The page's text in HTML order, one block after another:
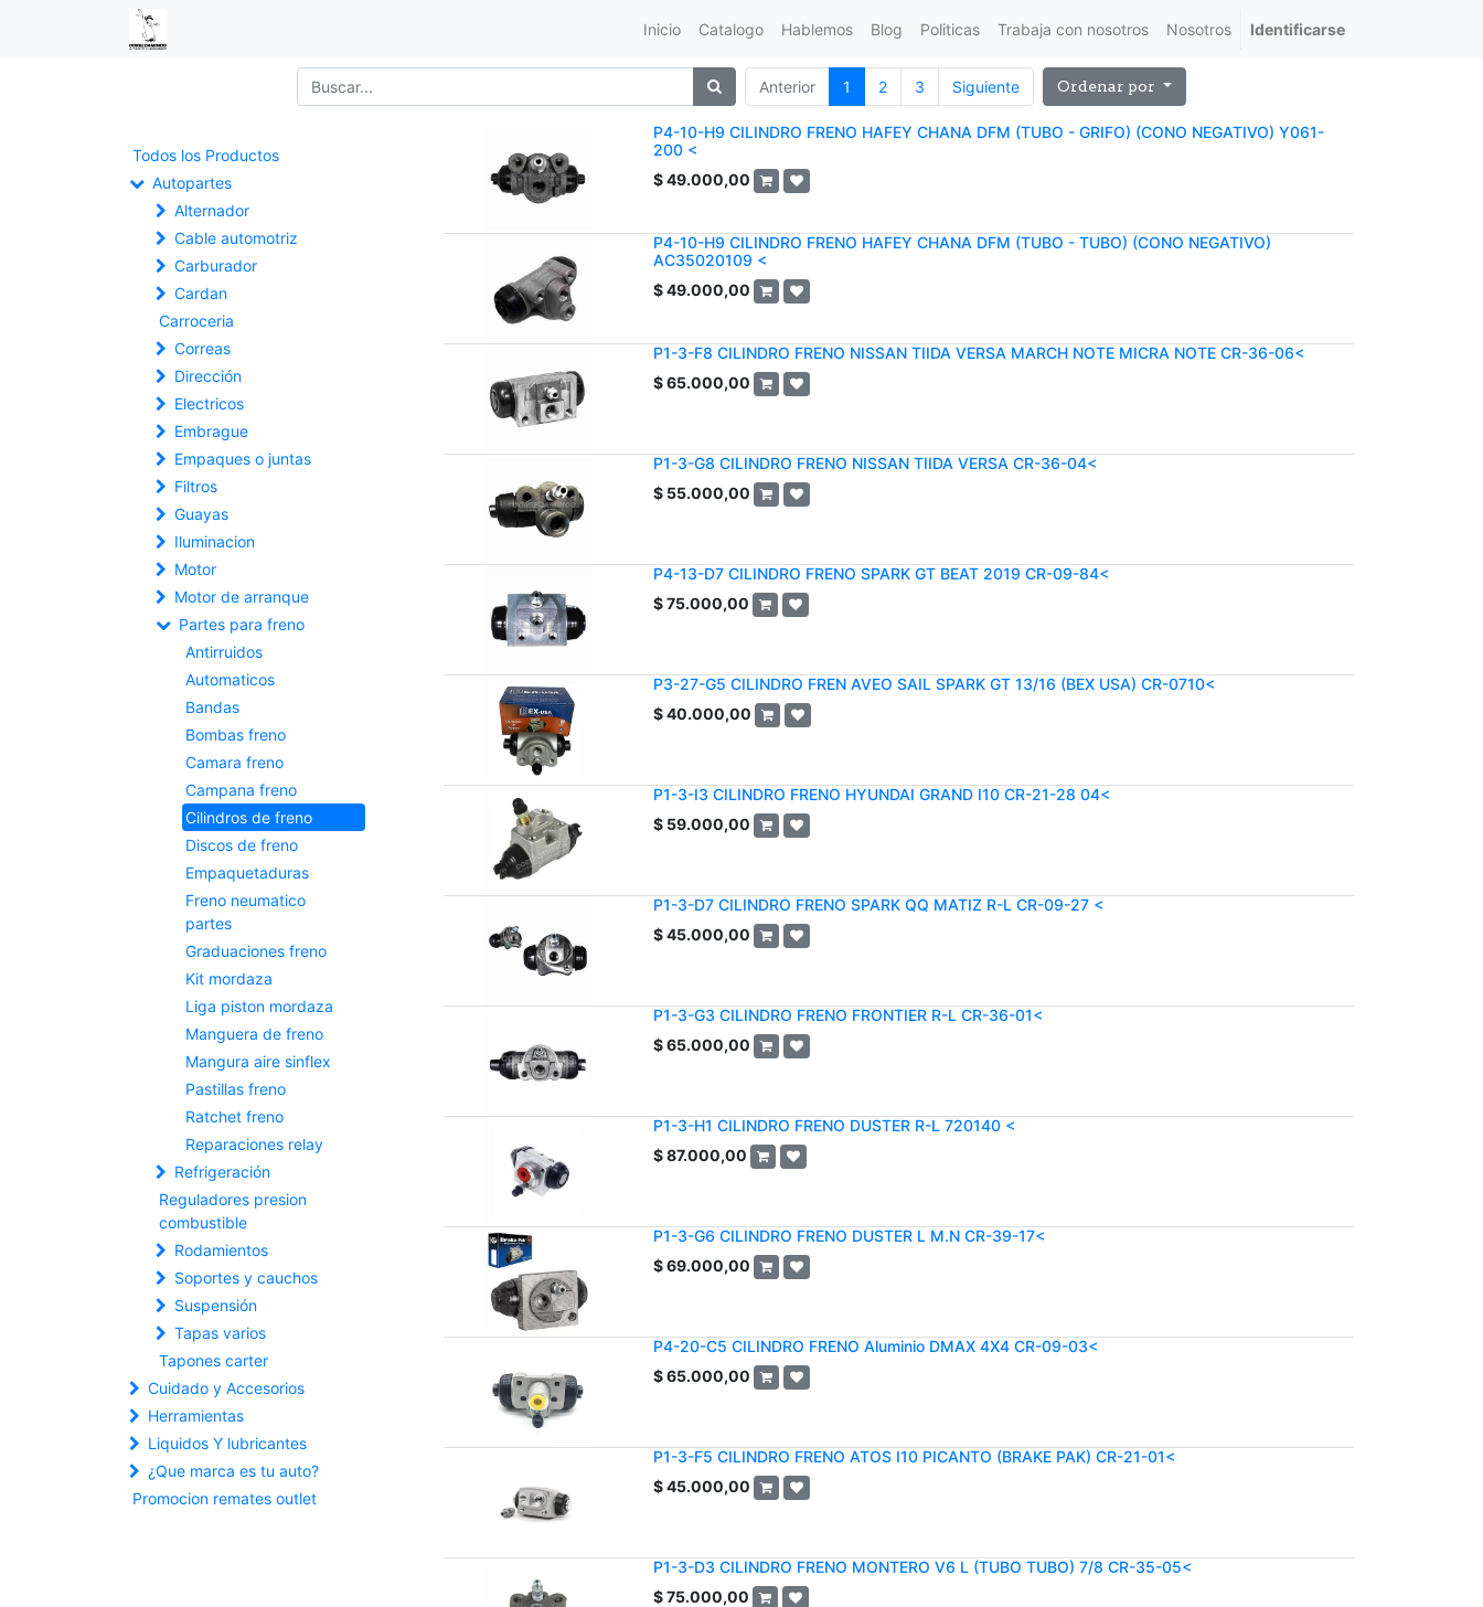
Inicio Catalogo Hablemos Blog Politicas Trabaja con nosotros Nosotros Identificarse
Anterior 1 2 3 Siguiente Ordenar por
Todos los Productos
Autopartes
Alternador
Cable automotriz
Carburador
Cardan
Carroceria
Correas
Dirección
Electricos
Embrague
Empaques o juntas
Filtros
Guayas
Iluminacion
Motor
Motor de arranque
Partes para freno
Antirruidos
Automaticos
Bandas
Bombas freno
Camara freno
Campana freno
Cilindros de freno
Discos de freno
Empaquetaduras
Freno neumatico
partes
Graduaciones freno
Kit mordaza
Liga piston mordaza
Manguera de freno
Mangura aire sinflex
Pastillas freno
Ratchet freno
Reparaciones relay
Refrigeración
Reguladores presion
combustible
Rodamientos
Soportes y cauchos
Suspensión
Tapas varios
Tapones carter
Cuidado y Accesorios
Herramientas
Liquidos Y lubricantes
¿Que marca es tu auto?
Promocion remates outlet
P4-10-H9 CILINDRO FRENO HAFEY CHANA DFM (TUBO - GRIFO) (CONO NEGATIVO) Y061-
200 <
$49.000,00
P4-10-H9 CILINDRO FRENO HAFEY CHANA DFM (TUBO - TUBO) (CONO NEGATIVO)
AC35020109 <
$49.000,00
P1-3-F8 CILINDRO FRENO NISSAN TIIDA VERSA MARCH NOTE MICRA NOTE CR-36-06<
$65.000,00
P1-3-G8 CILINDRO FRENO NISSAN TIIDA VERSA CR-36-04<
$ 55.000,00
P4-13-D7 CILINDRO FRENO SPARK GT BEAT 2019 CR-09-84<
$75.000,00
P3-27-G5 CILINDRO FREN AVEO SAIL SPARK GT 13/16 (BEX USA) CR-0710<
$40.000,00
P1-3-I3 CILINDRO FRENO HYUNDAI GRAND I10 CR-21-28 04<
$ 59.000,00
P1-3-D7 CILINDRO FRENO SPARK QQ MATIZ R-L CR-09-27 <
$45.000,00
P1-3-G3 CILINDRO FRENO FRONTIER R-L CR-36-01<
$65.000,00
P1-3-H1 CILINDRO FRENO DUSTER R-L 720140 <
$87.000,00
P1-3-G6 CILINDRO FRENO DUSTER L M.N CR-39-17<
$69.000,00
P4-20-C5 CILINDRO FRENO Aluminio DMAX 4X4 CR-09-03<
$65.000,00
P1-3-F5 CILINDRO FRENO ATOS I10 PICANTO (BRAKE PAK) CR-21-01<
$45.000,00
P1-3-D3 CILINDRO FRENO MONTERO V6 L (TUBO TUBO) 7/8 CR-35-05<
$75.000,00